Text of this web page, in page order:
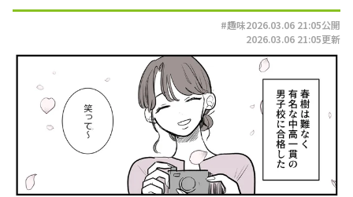
#趣味2026.03.06 21:05公開
2026.03.06 21:05更新